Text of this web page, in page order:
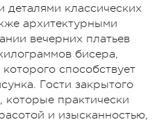
деталями классических
архитектурными
вечерних платьев
бисера,
способствует
Гости закрытого
которые практически
и изысканностью,